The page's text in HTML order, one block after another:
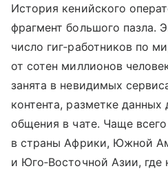
История кенийского
фрагмент большого пазла.
число гиг‑работников по
от сотен миллионов
занята в невидимых
контента, разметке
общения в чате. Чаще
в страны Африки, Южной
и Юго‑Восточной Азии, где